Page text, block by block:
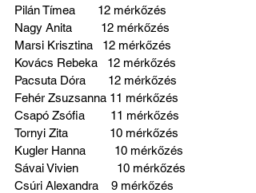
Pilán Tímea       12 mérkőzés
Nagy Anita         12 mérkőzés
Marsi Krisztina   12 mérkőzés
Kovács Rebeka   12 mérkőzés
Pacsuta Dóra       12 mérkőzés
Fehér Zsuzsanna 11 mérkőzés
Csapó Zsófia        11 mérkőzés
Tornyi Zita             10 mérkőzés
Kugler Hanna         10 mérkőzés
Sávai Vivien            10 mérkőzés
Csúri Alexandra    9 mérkőzés